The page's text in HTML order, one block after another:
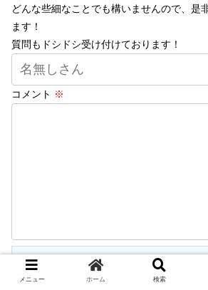
どんな些細なことでも構いませんので、是
ます！
質問もドシドシ受け付けております！
コメント ※
メニュー ホーム 検索